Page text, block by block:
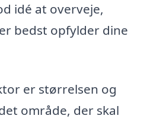
idé at overveje,
bedst opfylder dine
er størrelsen og
område, der skal